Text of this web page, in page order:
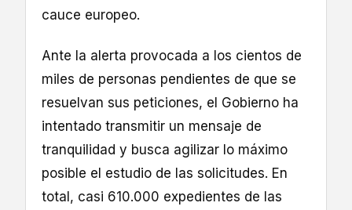
cauce europeo.
Ante la alerta provocada a los cientos de
miles de personas pendientes de que se
resuelvan sus peticiones, el Gobierno ha
intentado transmitir un mensaje de
tranquilidad y busca agilizar lo máximo
posible el estudio de las solicitudes. En
total, casi 610.000 expedientes de las